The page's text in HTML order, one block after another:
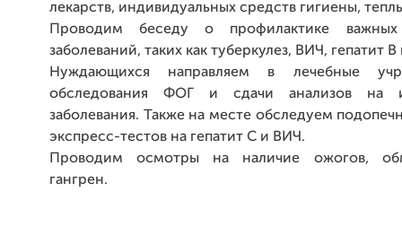
лекарств, индивидуальных средств гигиены,
Проводим беседу о профилактике
заболеваний, таких как туберкулез, ВИЧ, гепатит B
Нуждающихся направляем в лечебные
обследования ФОГ и сдачи анализов на
заболевания. Также на месте обследуем
экспресс-тестов на гепатит С и ВИЧ.
Проводим осмотры на наличие ожогов,
гангрен.